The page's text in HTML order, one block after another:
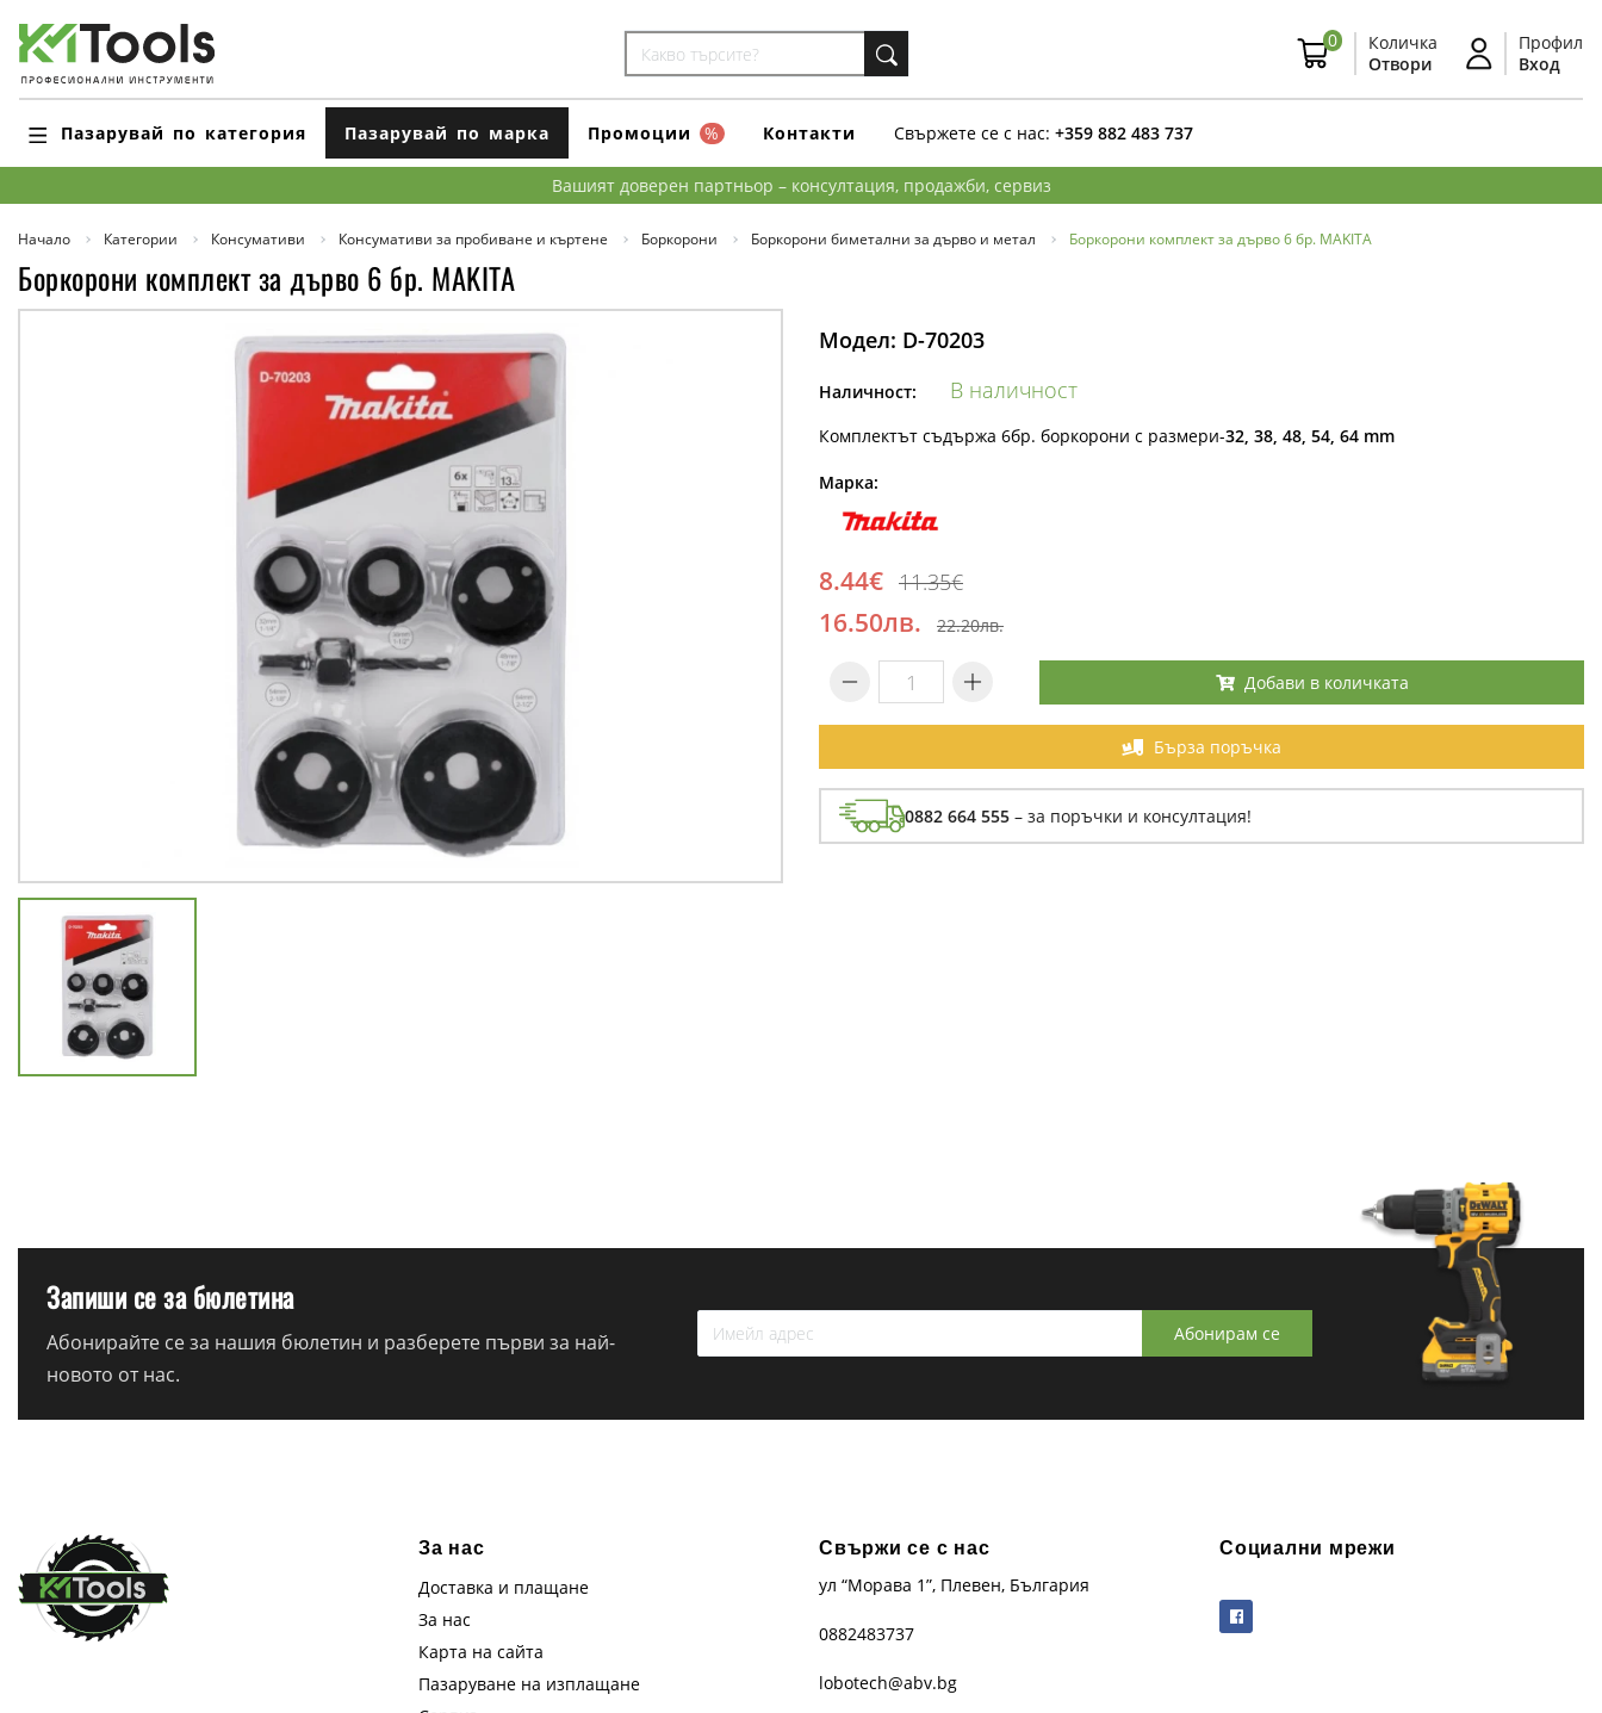
0
Количка
Отвори
Профил
Вход
Пазарувай по категория Пазарувай по марка Промоции % Контакти Свържете се с нас: +359 882 483 737
Вашият доверен партньор – консултация, продажби, сервиз
Начало Категории Консумативи Консумативи за пробиване и къртене Боркорони Боркорони биметални за дърво и метал Боркорони комплект за дърво 6 бр. MAKITA
Боркорони комплект за дърво 6 бр. MAKITA
Модел: D-70203
Наличност: В наличност
Комплектът съдържа 6бр. боркорони с размери-32, 38, 48, 54, 64 mm
Марка:
8.44€ 11.35€
16.50лв. 22.20лв.
Добави в количката
Бърза поръчка
0882 664 555 – за поръчки и консултация!
Запиши се за бюлетина
Абонирайте се за нашия бюлетин и разберете първи за най-
новото от нас.
Абонирам се
За нас
Доставка и плащане
За нас
Карта на сайта
Пазаруване на изплащане
Свържи се с нас
ул “Морава 1”, Плевен, България
0882483737
lobotech@abv.bg
Социални мрежи